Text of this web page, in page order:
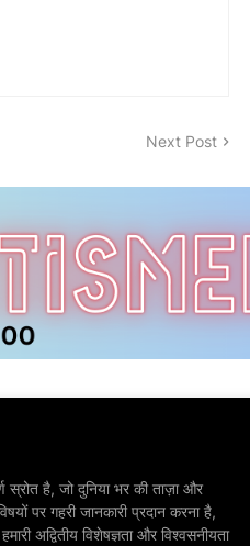
Next Post
है, जो दुनिया भर की ताज़ा और
पर गहरी जानकारी प्रदान करना है,
अद्वितीय विशेषज्ञता और विश्वसनीयता